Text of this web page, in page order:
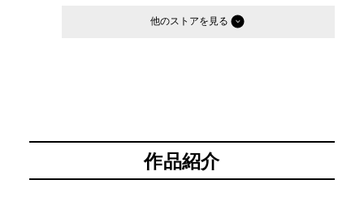
他のストア
作品紹介